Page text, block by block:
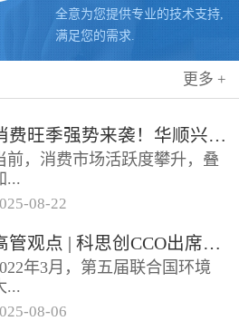
全意为您提供专业的技术支持,
满足您的需求.
更多 +
消费旺季强势来袭！华顺兴业携手科思创 TPU，为手机护套行业注入破局新动能，抢占市场制高点
前，消费市场活跃度攀升，叠
...
类促销节点临近，手机护套行
迎来传统销售旺季，市场对高
质、高性能产品的需求持续走
。华...
-08-22
高管观点 | 科思创CCO出席全球塑料公约大会
年3月，第五届联合国环境
...
-08-06